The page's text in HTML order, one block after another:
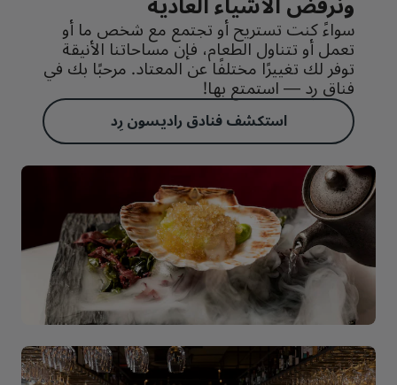
سواءً كنت تستريح أو تجتمع مع شخص ما أو
تعمل أو تتناول الطعام، فإن مساحاتنا الأنيقة
توفر لك تغييرًا مختلفًا عن المعتاد. مرحبًا بك في
فناق رِد — استمتع بها!
استكشف فنادق راديسون رِد